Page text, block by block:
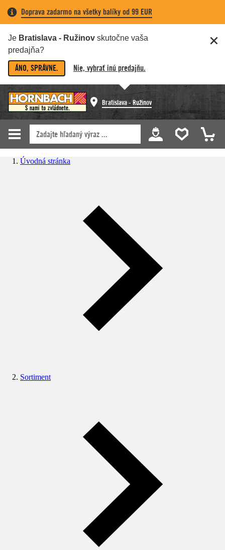
Doprava zadarmo na všetky balíky od 99 EUR
Je Bratislava - Ružinov skutočne vaša
predajňa?
ÁNO, SPRÁVNE. Nie, vybrať inú predajňu.
Bratislava - Ružinov
Úvodná stránka
Sortiment